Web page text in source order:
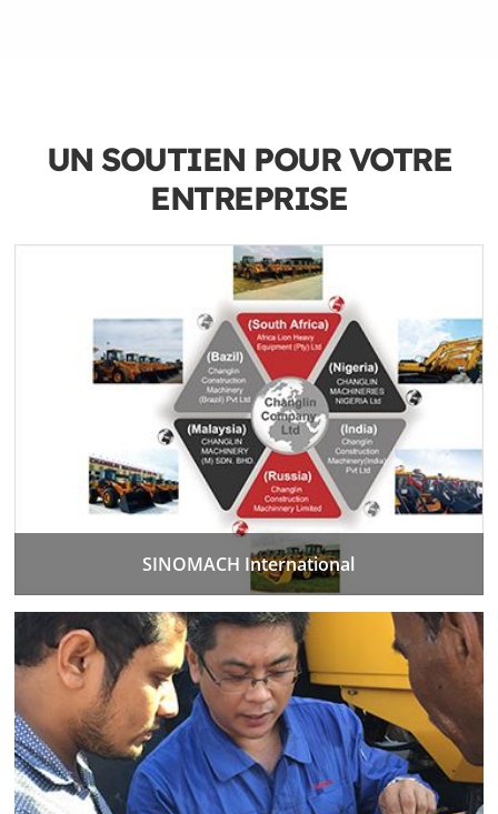
UN SOUTIEN POUR VOTRE
ENTREPRISE
SINOMACH International